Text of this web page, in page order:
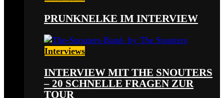
PRUNKNELKE IM INTERVIEW
Interviews
INTERVIEW MIT THE SNOUTERS
– 20 SCHNELLE FRAGEN ZUR
TOUR